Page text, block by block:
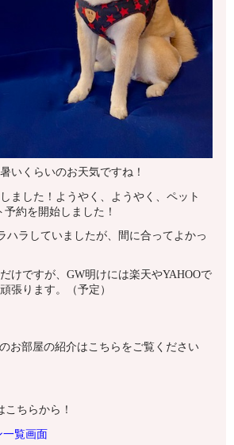
いくらいのお天気ですね！
ました！ようやく、ようやく、ペット
約を開始しました！
ハラしていましたが、間に合ってよかっ
けですが、GW明けには楽天やYAHOOで
張ります。（予定）
部屋の紹介はこちらをご覧ください
ちらから！
一覧画面